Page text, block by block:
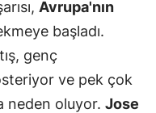
Avrupa'nın
başladı.
genç
ve pek çok
neden oluyor. Jose